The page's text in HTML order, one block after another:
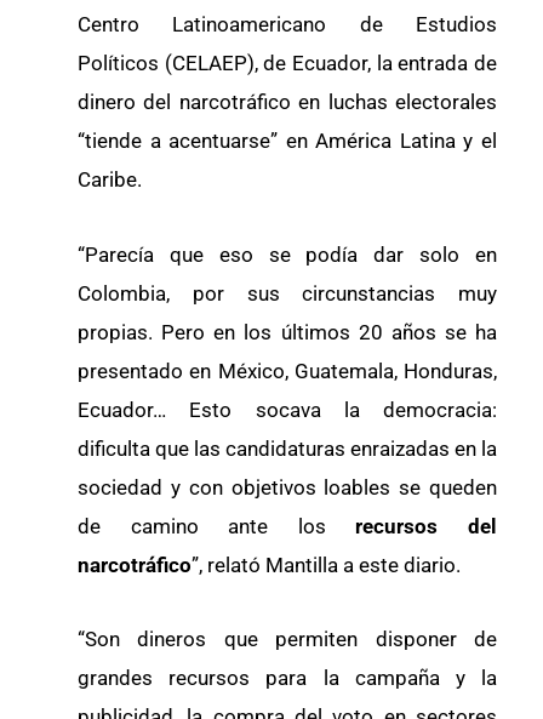
Centro Latinoamericano de Estudios
Políticos (CELAEP), de Ecuador, la entrada de
dinero del narcotráfico en luchas electorales
“tiende a acentuarse” en América Latina y el
Caribe.
“Parecía que eso se podía dar solo en
Colombia, por sus circunstancias muy
propias. Pero en los últimos 20 años se ha
presentado en México, Guatemala, Honduras,
Ecuador… Esto socava la democracia:
dificulta que las candidaturas enraizadas en la
sociedad y con objetivos loables se queden
de camino ante los recursos del
narcotráfico”, relató Mantilla a este diario.
“Son dineros que permiten disponer de
grandes recursos para la campaña y la